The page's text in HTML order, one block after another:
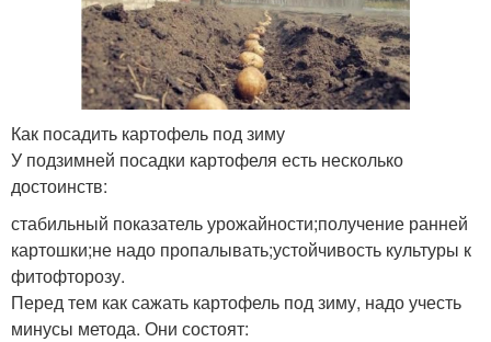
Как посадить картофель под зиму
У подзимней посадки картофеля есть несколько
достоинств:
стабильный показатель урожайности;получение ранней
картошки;не надо пропалывать;устойчивость культуры к
фитофторозу.
Перед тем как сажать картофель под зиму, надо учесть
минусы метода. Они состоят: